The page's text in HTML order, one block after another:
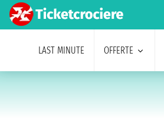
LAST MINUTE OFFERTE